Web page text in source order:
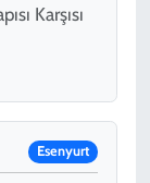
Karşısı
Esenyurt